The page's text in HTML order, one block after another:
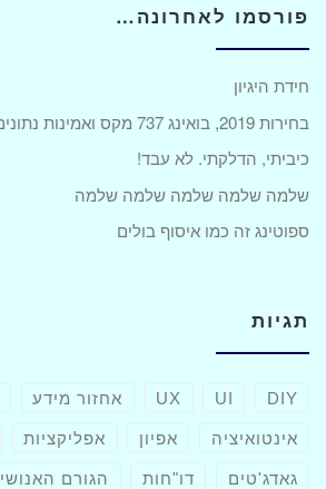
פורסמו לאחרונה…
חידת היגיון
בחירות 2019, בואינג 737 מקס ואמינות נתונים
כיביתי, הדלקתי. לא עבד!
שלמה שלמה שלמה שלמה שלמה
ספוטינג זה כמו איסוף בולים
תגיות
DIY
UI
UX אחזור מידע
אינטואיציה אפיון אפליקציות
גאדג'טים דו"חות הגורם האנושי